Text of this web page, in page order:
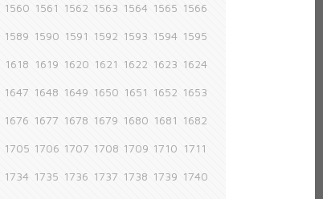
1560 1561 1562 1563 1564 1565 1566
1589 1590 1591 1592 1593 1594 1595
1618 1619 1620 1621 1622 1623 1624
1647 1648 1649 1650 1651 1652 1653
1676 1677 1678 1679 1680 1681 1682
1705 1706 1707 1708 1709 1710 1711
1734 1735 1736 1737 1738 1739 1740